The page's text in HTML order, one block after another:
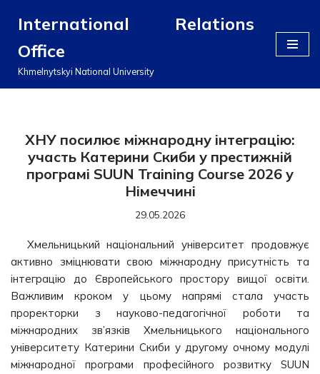
до
вмісту
International Relations
Office
Khmelnytskyi National University
ХНУ посилює міжнародну інтеграцію:
участь Катерини Скиби у престижній
програмі SUUN Training Course 2026 у
Німеччині
29.05.2026
Хмельницький національний університет продовжує
активно зміцнювати свою міжнародну присутність та
інтеграцію до Європейського простору вищої освіти.
Важливим кроком у цьому напрямі стала участь
проректорки з науково-педагогічної роботи та
міжнародних зв’язків Хмельницького національного
університету Катерини Скиби у другому очному модулі
міжнародної програми професійного розвитку SUUN